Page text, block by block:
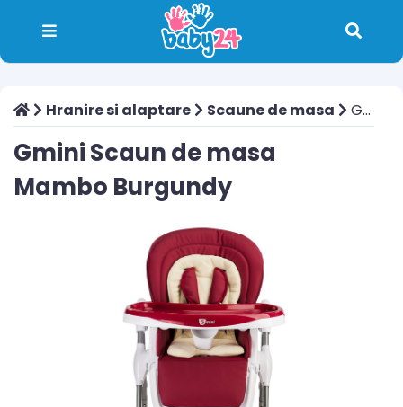
Hranire si alaptare Scaune de masa Gmini Scaun de masa Mambo Burgundy
Gmini Scaun de masa
Mambo Burgundy